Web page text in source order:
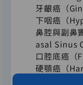
牙齦癌（
下咽癌（
鼻腔與副鼻
asal Sinus
口腔底癌（
硬顎癌（